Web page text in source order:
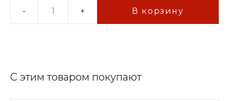
- + В корзину
С этим товаром покупают